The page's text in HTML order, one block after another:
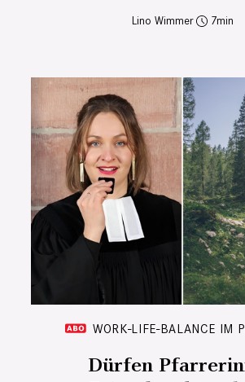
Lino Wimmer 7
WORK-LIFE-BALANCE IM
Dürfen